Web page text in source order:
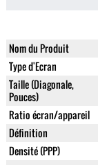
Nom du Produit
Type d'Ecran
Taille (Diagonale,
Pouces)
Ratio écran/appareil
Définition
Densité (PPP)